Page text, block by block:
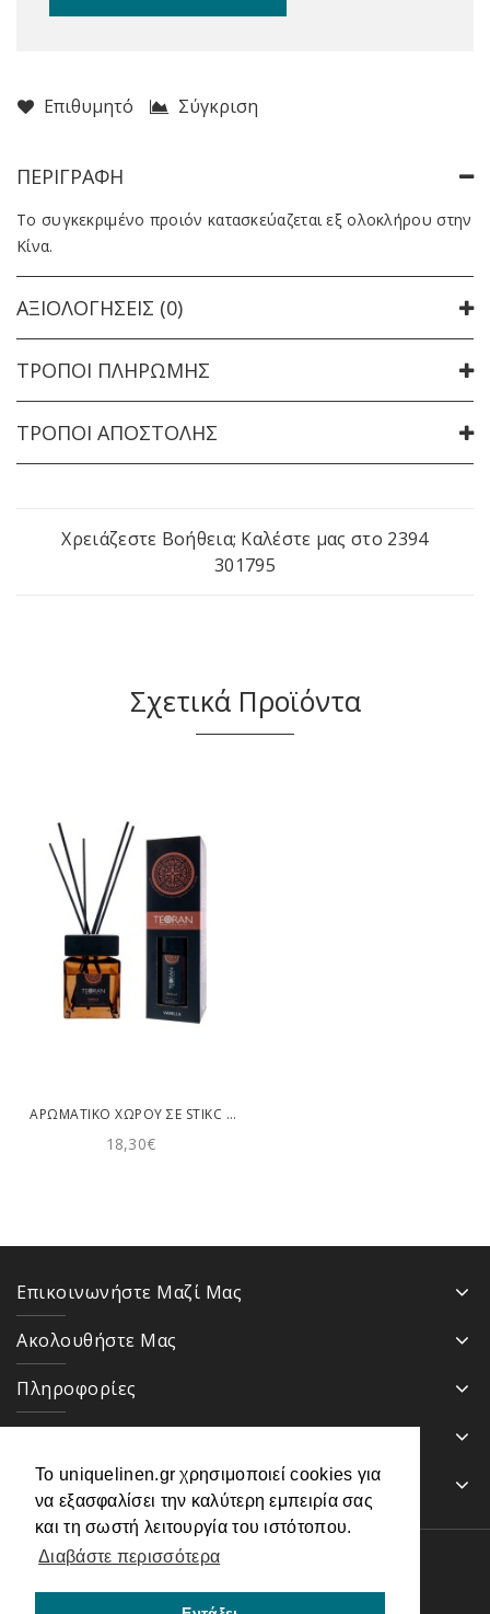
Το uniquelinen.gr χρησιμοποιεί cookies για
να εξασφαλίσει την καλύτερη εμπειρία σας
και τη σωστή λειτουργία του ιστότοπου.
Διαβάστε περισσότερα
Επιθυμητό Σύγκριση
ΠΕΡΙΓΡΑΦΉ
Το συγκεκριμένο προιόν κατασκεύαζεται εξ ολοκλήρου στην
Κίνα.
ΑΞΙΟΛΟΓΉΣΕΙΣ (0)
ΤΡΌΠΟΙ ΠΛΗΡΩΜΉΣ
ΤΡΌΠΟΙ ΑΠΟΣΤΟΛΉΣ
Χρειάζεστε Βοήθεια; Καλέστε μας στο 2394
301795
Σχετικά Προϊόντα
ΑΡΩΜΑΤΙΚΟ XΏΡΟΥ ΣΕ STIKC VANILLA ΤΕΤΡΆΓΩΝΟ 150ML - ΤΕΤΡΆΓΩΝΟ 150ML TEORAN
18,30€
Επικοινωνήστε Μαζί Μας
Ακολουθήστε Μας
Πληροφορίες
Ενημερωτικό Δελτίο
Uniquelinen.gr - Λευκά είδη © 2026
Powered byAdminia